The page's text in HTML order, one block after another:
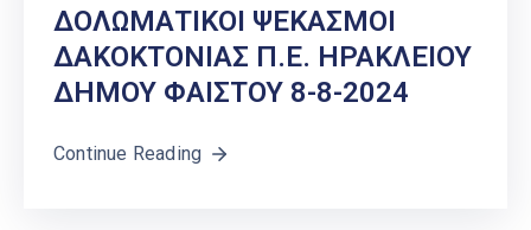
Ψηφιακές
Υπηρεσίες
ΔΟΛΩΜΑΤΙΚΟΙ ΨΕΚΑΣΜΟΙ
ΔΑΚΟΚΤΟΝΙΑΣ Π.Ε. ΗΡΑΚΛΕΙΟΥ
ΔΗΜΟΥ ΦΑΙΣΤΟΥ 8-8-2024
Continue Reading